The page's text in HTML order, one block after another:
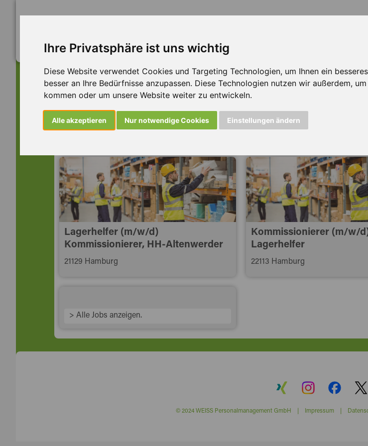
Ihre Privatsphäre ist uns wichtig
Diese Website verwendet Cookies und Targeting Technologien, um Ihnen ein
besser an Ihre Bedürfnisse anzupassen. Diese Technologien nutzen wir außerdem,
kommen oder um unsere Website weiter zu entwickeln.
Alle akzeptieren Nur notwendige Cookies Einstellungen ändern
Dieser Job ist leider nicht mehr verfügbar
... aber vielleicht ist hier etwas dabei:
Lagerhelfer (m/w/d)
Kommissionierer, HH-Altenwerder
21129 Hamburg
Kommissionierer (m/w/
Lagerhelfer
22113 Hamburg
> Alle Jobs anzeigen.
© 2024 WEISS Personalmanagement GmbH | Impressum|